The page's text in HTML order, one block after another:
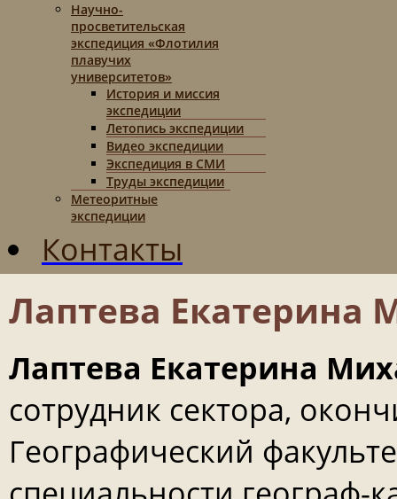
Научно-
просветительская
экспедиция «Флотилия
плавучих
университетов»
История и миссия
экспедиции
Летопись экспедиции
Видео экспедиции
Экспедиция в СМИ
Труды экспедиции
Метеоритные
экспедиции
Контакты
Лаптева Екатерина
Лаптева Екатерина
сотрудник сектора,
Географический